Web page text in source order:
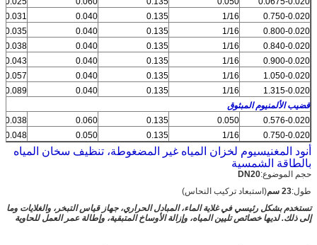
0.750-0.020
1/16
0.135
0.040
0.031
0.800-0.020
1/16
0.135
0.040
0.035
0.840-0.020
1/16
0.135
0.040
0.038
0.900-0.020
1/16
0.135
0.040
0.043
1.050-0.020
1/16
0.135
0.040
0.057
1.315-0.020
1/16
0.135
0.040
0.089
قضيب الألمنيوم المبثوق
0.576-0.020
0.050
0.135
0.060
0.038
0.750-0.020
1/16
0.135
0.050
0.048
أنود المغنيسيوم لخزان المياه غير المضغوطة، تنظيف سخان المياه
بالطاقة الشمسية
حجم الموضوع:DN20
طول:23 سم
(استبعاد تركيب النحاس)
تستخدم بشكل رئيسي في غلاية الماء، المبادل الحراري، جهاز قياس التبخر، والغلايات وما
إلى ذلك. لديها خصائص تليين المياه، وإزالة الأوساخ المتبقية، وإطالة عمر العمل للحاوية